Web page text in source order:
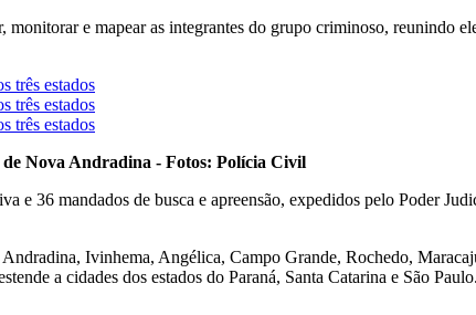
e mapear as integrantes do grupo criminoso, reunindo
Nova Andradina - Fotos: Polícia Civil
36 mandados de busca e apreensão, expedidos pelo Poder
Ivinhema, Angélica, Campo Grande, Rochedo,
a cidades dos estados do Paraná, Santa Catarina e São Paulo.